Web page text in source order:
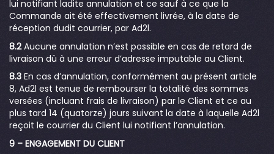
lui notifiant ladite annulation et ce sauf à ce que la
Commande ait été effectivement livrée, à la date de
réception dudit courrier, par Ad2l.
8.2Aucune annulation n’est possible en cas de retard de
livraison dû à une erreur d’adresse imputable au Client.
8.3 En cas d’annulation, conformément au présent article
8, Ad2l est tenue de rembourser la totalité des sommes
versées (incluant frais de livraison) par le Client et ce au
plus tard 14 (quatorze) jours suivant la date à laquelle Ad2l
reçoit le courrier du Client lui notifiant l’annulation.
9 – ENGAGEMENT DU CLIENT